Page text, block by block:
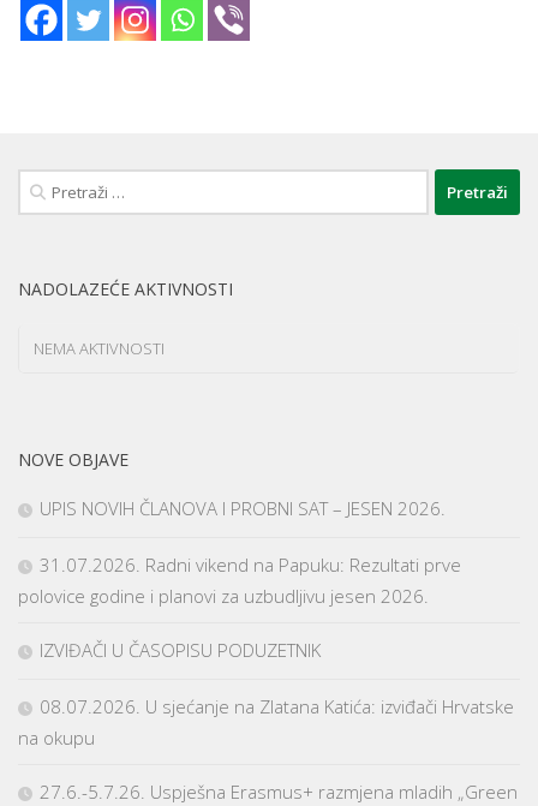
Pretraži:
NADOLAZEĆE AKTIVNOSTI
NEMA AKTIVNOSTI
NOVE OBJAVE
UPIS NOVIH ČLANOVA I PROBNI SAT – JESEN 2026.
31.07.2026. Radni vikend na Papuku: Rezultati prve
polovice godine i planovi za uzbudljivu jesen 2026.
IZVIĐAČI U ČASOPISU PODUZETNIK
08.07.2026. U sjećanje na Zlatana Katića: izviđači Hrvatske
na okupu
27.6.-5.7.26. Uspješna Erasmus+ razmjena mladih „Green